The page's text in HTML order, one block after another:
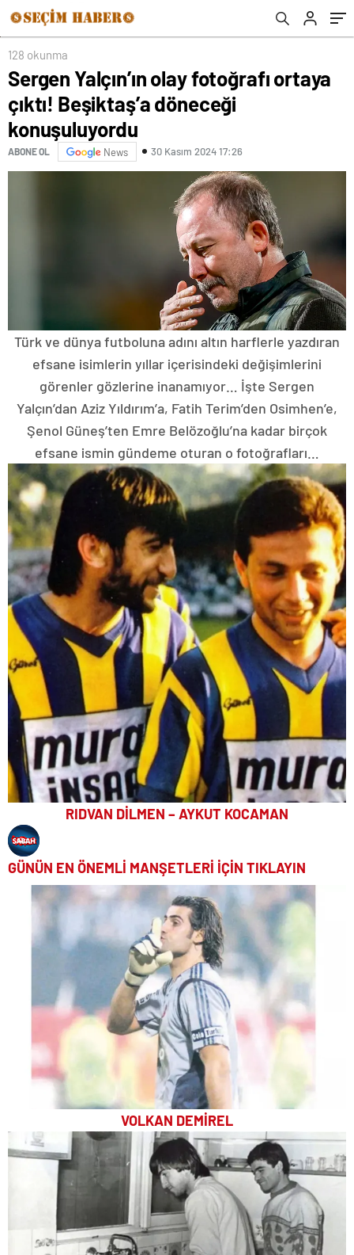
128 okunma
Sergen Yalçın’ın olay fotoğrafı ortaya
çıktı! Beşiktaş’a döneceği
konuşuluyordu
ABONE OL News 30 Kasım 2024 17:26
Türk ve dünya futboluna adını altın harflerle yazdıran
efsane isimlerin yıllar içerisindeki değişimlerini
görenler gözlerine inanamıyor… İşte Sergen
Yalçın’dan Aziz Yıldırım’a, Fatih Terim’den Osimhen’e,
Şenol Güneş’ten Emre Belözoğlu’na kadar birçok
efsane ismin gündeme oturan o fotoğrafları…
RIDVAN DİLMEN – AYKUT KOCAMAN
GÜNÜN EN ÖNEMLİ MANŞETLERİ İÇİN TIKLAYIN
VOLKAN DEMİREL